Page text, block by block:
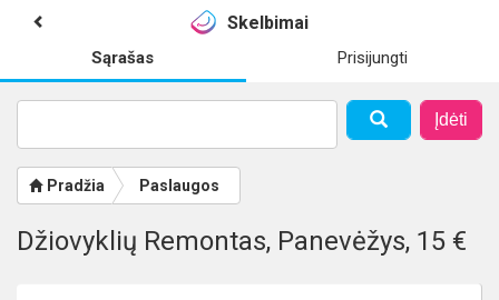
Skelbimai
Sąrašas Prisijungti
Įdėti
Pradžia Paslaugos
Džiovyklių Remontas, Panevėžys, 15 €